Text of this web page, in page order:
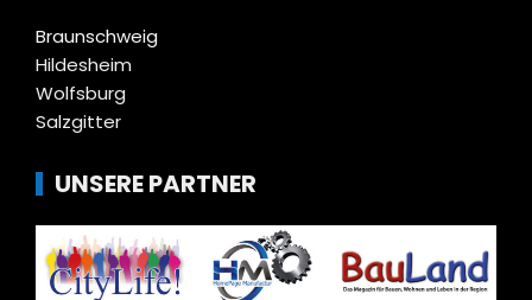
Braunschweig
Hildesheim
Wolfsburg
Salzgitter
UNSERE PARTNER